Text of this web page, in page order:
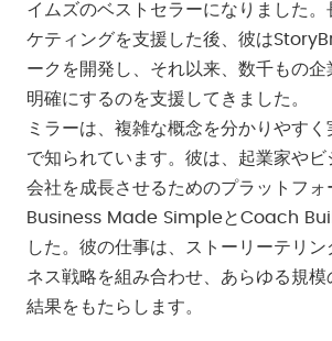
イムズのベストセラーになりました
ケティングを支援した後、彼は
ークを開発し、それ以来、数千もの
明確にするのを支援してきました。
ミラーは、複雑な概念を分かりやす
で知られています。彼は、起業家や
会社を成長させるためのプラットフォ
Business Made SimpleとCoach
した。彼の仕事は、ストーリーテリ
ネス戦略を組み合わせ、あらゆる規
結果をもたらします。